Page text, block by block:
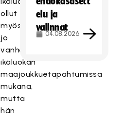
ollut
myös
jo
vanhemman
ikäluokan
maajoukkuetapahtumissa
mukana,
mutta
hän
elu ja
valinnat
04.08.2026